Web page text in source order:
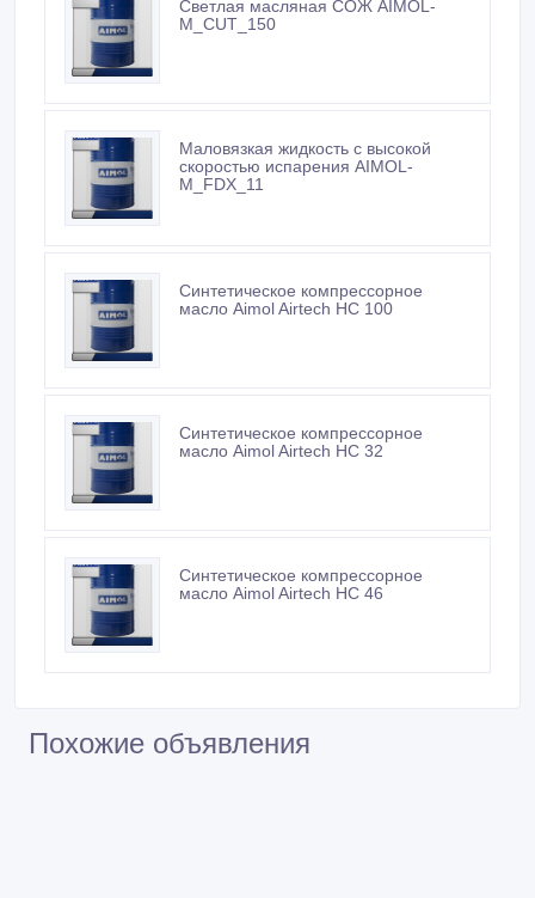
Светлая масляная СОЖ AIMOL-
M_CUT_150
Маловязкая жидкость с высокой
скоростью испарения AIMOL-
M_FDX_11
Синтетическое компрессорное
масло Aimol Airtech HC 100
Синтетическое компрессорное
масло Aimol Airtech HC 32
Синтетическое компрессорное
масло Aimol Airtech HC 46
Похожие объявления